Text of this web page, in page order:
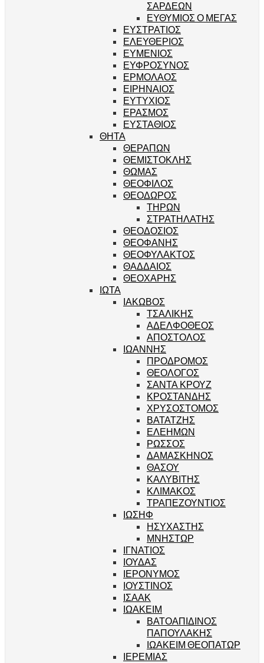
ΣΑΡΔΕΩΝ
ΕΥΘΥΜΙΟΣ Ο ΜΕΓΑΣ
ΕΥΣΤΡΑΤΙΟΣ
ΕΛΕΥΘΕΡΙΟΣ
ΕΥΜΕΝΙΟΣ
ΕΥΦΡΟΣΥΝΟΣ
ΕΡΜΟΛΑΟΣ
ΕΙΡΗΝΑΙΟΣ
ΕΥΤΥΧΙΟΣ
ΕΡΑΣΜΟΣ
ΕΥΣΤΑΘΙΟΣ
ΘΗΤΑ
ΘΕΡΑΠΩΝ
ΘΕΜΙΣΤΟΚΛΗΣ
ΘΩΜΑΣ
ΘΕΟΦΙΛΟΣ
ΘΕΟΔΩΡΟΣ
ΤΗΡΩΝ
ΣΤΡΑΤΗΛΑΤΗΣ
ΘΕΟΔΟΣΙΟΣ
ΘΕΟΦΑΝΗΣ
ΘΕΟΦΥΛΑΚΤΟΣ
ΘΑΔΔΑΙΟΣ
ΘΕΟΧΑΡΗΣ
ΙΩΤΑ
ΙΑΚΩΒΟΣ
ΤΣΑΛΙΚΗΣ
ΑΔΕΛΦΟΘΕΟΣ
ΑΠΟΣΤΟΛΟΣ
ΙΩΑΝΝΗΣ
ΠΡΟΔΡΟΜΟΣ
ΘΕΟΛΟΓΟΣ
ΣΑΝΤΑ ΚΡΟΥΖ
ΚΡΟΣΤΑΝΔΗΣ
ΧΡΥΣΟΣΤΟΜΟΣ
ΒΑΤΑΤΖΗΣ
ΕΛΕΗΜΩΝ
ΡΩΣΣΟΣ
ΔΑΜΑΣΚΗΝΟΣ
ΘΑΣΟΥ
ΚΑΛΥΒΙΤΗΣ
ΚΛΙΜΑΚΟΣ
ΤΡΑΠΕΖΟΥΝΤΙΟΣ
ΙΩΣΗΦ
ΗΣΥΧΑΣΤΗΣ
ΜΝΗΣΤΩΡ
ΙΓΝΑΤΙΟΣ
ΙΟΥΔΑΣ
ΙΕΡΟΝΥΜΟΣ
ΙΟΥΣΤΙΝΟΣ
ΙΣΑΑΚ
ΙΩΑΚΕΙΜ
ΒΑΤΟΑΠΙΔΙΝΟΣ
ΠΑΠΟΥΛΑΚΗΣ
ΙΩΑΚΕΙΜ ΘΕΟΠΑΤΩΡ
ΙΕΡΕΜΙΑΣ